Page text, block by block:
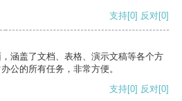
支持[0] 反对[0]
涵盖了文档、表格、演示文稿等各个方
公的所有任务，非常方便。
支持[0] 反对[0]